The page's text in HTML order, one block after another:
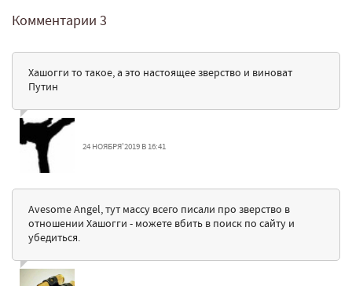
Комментарии 3
Хашогги то такое, а это настоящее зверство и виноват
Путин
24 НОЯБРЯ'2019 В 16:41
Avesome Angel, тут массу всего писали про зверство в
отношении Хашогги - можете вбить в поиск по сайту и
убедиться.